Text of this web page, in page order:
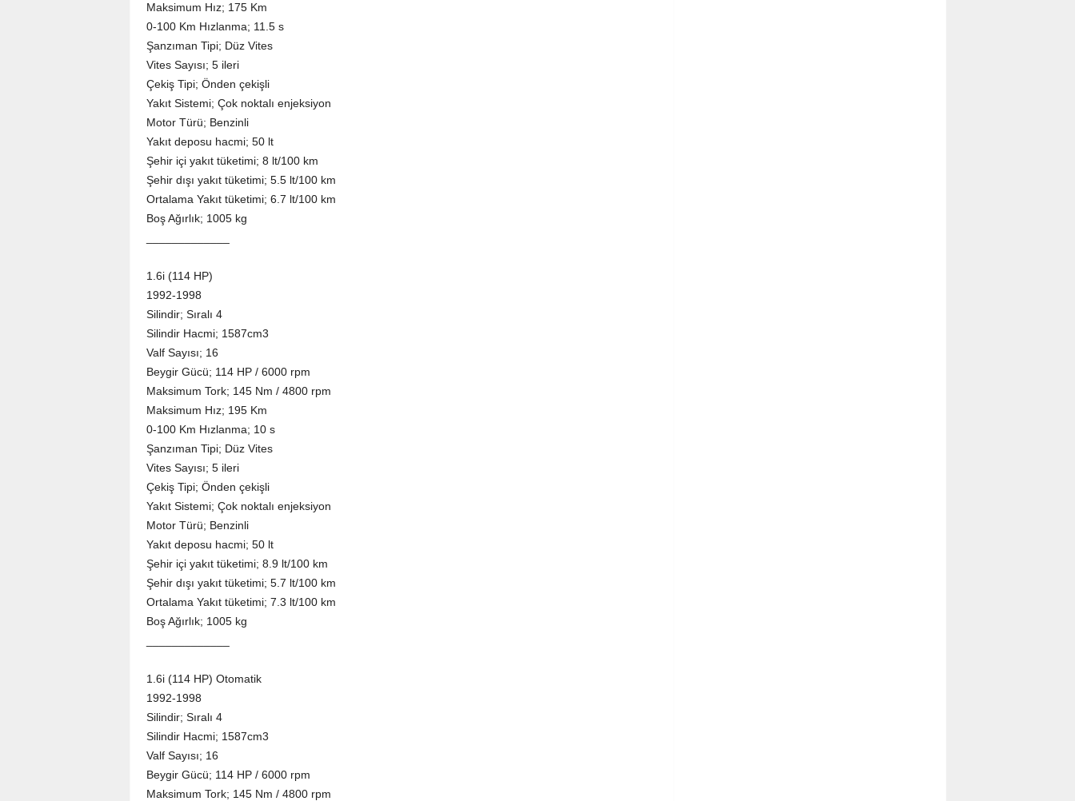
Maksimum Hız; 175 Km
0-100 Km Hızlanma; 11.5 s
Şanzıman Tipi; Düz Vites
Vites Sayısı; 5 ileri
Çekiş Tipi; Önden çekişli
Yakıt Sistemi; Çok noktalı enjeksiyon
Motor Türü; Benzinli
Yakıt deposu hacmi; 50 lt
Şehir içi yakıt tüketimi; 8 lt/100 km
Şehir dışı yakıt tüketimi; 5.5 lt/100 km
Ortalama Yakıt tüketimi; 6.7 lt/100 km
Boş Ağırlık; 1005 kg
1.6i (114 HP)
1992-1998
Silindir; Sıralı 4
Silindir Hacmi; 1587cm3
Valf Sayısı; 16
Beygir Gücü; 114 HP / 6000 rpm
Maksimum Tork; 145 Nm / 4800 rpm
Maksimum Hız; 195 Km
0-100 Km Hızlanma; 10 s
Şanzıman Tipi; Düz Vites
Vites Sayısı; 5 ileri
Çekiş Tipi; Önden çekişli
Yakıt Sistemi; Çok noktalı enjeksiyon
Motor Türü; Benzinli
Yakıt deposu hacmi; 50 lt
Şehir içi yakıt tüketimi; 8.9 lt/100 km
Şehir dışı yakıt tüketimi; 5.7 lt/100 km
Ortalama Yakıt tüketimi; 7.3 lt/100 km
Boş Ağırlık; 1005 kg
1.6i (114 HP) Otomatik
1992-1998
Silindir; Sıralı 4
Silindir Hacmi; 1587cm3
Valf Sayısı; 16
Beygir Gücü; 114 HP / 6000 rpm
Maksimum Tork; 145 Nm / 4800 rpm